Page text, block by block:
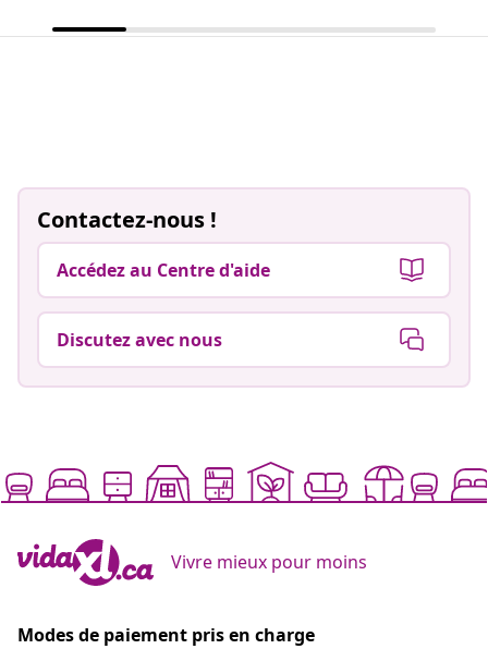
Contactez-nous !
Accédez au Centre d'aide
Discutez avec nous
Vivre mieux pour moins
Modes de paiement pris en charge